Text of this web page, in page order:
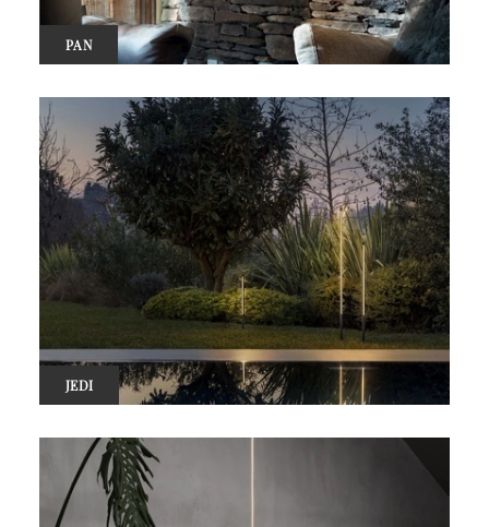
PAN
JEDI